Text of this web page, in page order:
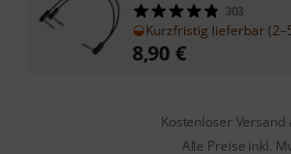
303
Kurzfristig lieferbar
8,90 €
Kostenloser Versand
Alle Preise inkl.